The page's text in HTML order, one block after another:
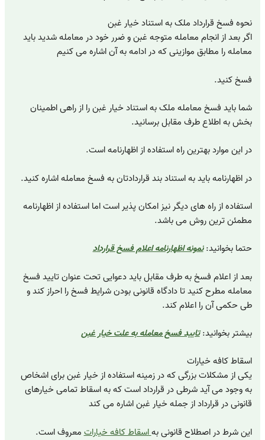
نحوه فسخ قرارداد ملک به استناد خیار غبن
اگر بعد از انجام معامله متوجه غبن و ضرر خود در معامله شدید باید
معامله را مطابق موازینی که در ادامه به آن اشاره می کنیم
فسخ کنید.
شما باید فسخ معامله ملک به استناد خیار غبن را از راهی اطمینان
بخش به اطلاع طرف مقابل برسانید.
در این موارد بهترین راه استفاده از اظهارنامه است.
در اظهارنامه باید به استناد بند قراردادتان به فسخ معامله اشاره کنید.
استفاده از راه های دیگر نیز امکان پذیر است اما استفاده از اظهارنامه
مطمئن ترین روش می باشد.
حتما بخوانید:نمونه اظهارنامه اعلام فسخ قرارداد
بعد از اعلام فسخ به طرف مقابل باید دعوایی تحت عنوان تایید فسخ
معامله مطرح کنید تا دادگاه قانونی بودن شرایط فسخ را احراز کند و
طی حکمی آن را اعلام کند.
بیشتر بخوانید:تایید فسخ معامله به علت خیار غبن
اسقاط کافه خیارات
یکی از مشکلات بزرگی که در زمینه استفاده از خیار غبن برای اشخاص
به وجود می آید شرطی در قرارداد است که به اسقاط تمامی خیارهای
قانونی در قرارداد از جمله خیار غبن اشاره می کند
این شرط در اصطلاح قانونی بهاسقاط کافه خیاراتمعروف است.